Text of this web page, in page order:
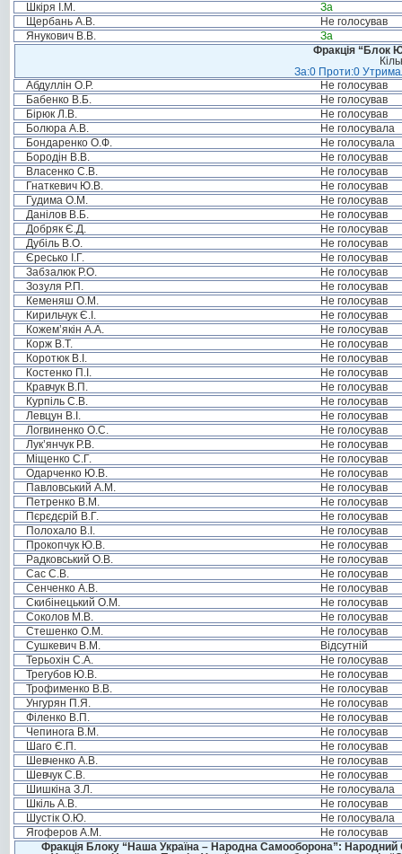
Шкіря І.М.
За
Щербань А.В.
Не голосував
Янукович В.В.
За
Фракція “Блок
За:0 Проти:0
Абдуллін О.Р.
Не голосував
Бабенко В.Б.
Не голосував
Бірюк Л.В.
Не голосував
Болюра А.В.
Не голосувала
Бондаренко О.Ф.
Не голосувала
Бородін В.В.
Не голосував
Власенко С.В.
Не голосував
Гнаткевич Ю.В.
Не голосував
Гудима О.М.
Не голосував
Данілов В.Б.
Не голосував
Добряк Є.Д.
Не голосував
Дубіль В.О.
Не голосував
Єресько І.Г.
Не голосував
Забзалюк Р.О.
Не голосував
Зозуля Р.П.
Не голосував
Кеменяш О.М.
Не голосував
Кирильчук Є.І.
Не голосував
Кожем’якін А.А.
Не голосував
Корж В.Т.
Не голосував
Коротюк В.І.
Не голосував
Костенко П.І.
Не голосував
Кравчук В.П.
Не голосував
Курпіль С.В.
Не голосував
Левцун В.І.
Не голосував
Логвиненко О.С.
Не голосував
Лук’янчук Р.В.
Не голосував
Міщенко С.Г.
Не голосував
Одарченко Ю.В.
Не голосував
Павловський А.М.
Не голосував
Петренко В.М.
Не голосував
Пєрєдєрій В.Г.
Не голосував
Полохало В.І.
Не голосував
Прокопчук Ю.В.
Не голосував
Радковський О.В.
Не голосував
Сас С.В.
Не голосував
Сенченко А.В.
Не голосував
Скибінецький О.М.
Не голосував
Соколов М.В.
Не голосував
Стешенко О.М.
Не голосував
Сушкевич В.М.
Відсутній
Терьохін С.А.
Не голосував
Трегубов Ю.В.
Не голосував
Трофименко В.В.
Не голосував
Унгурян П.Я.
Не голосував
Філенко В.П.
Не голосував
Чепинога В.М.
Не голосував
Шаго Є.П.
Не голосував
Шевченко А.В.
Не голосував
Шевчук С.В.
Не голосував
Шишкіна З.Л.
Не голосувала
Шкіль А.В.
Не голосував
Шустік О.Ю.
Не голосувала
Ягоферов А.М.
Не голосував
Фракція Блоку “Наша Україна – Народна Самооборона”: Народний